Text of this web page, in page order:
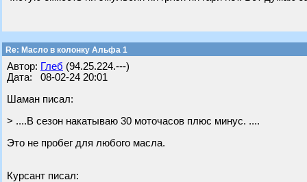
Re: Масло в колонку Альфа 1
Автор: Глеб (94.25.224.---)
Дата: 08-02-24 20:01
Шаман писал:
> ....В сезон накатываю 30 моточасов плюс минус. ....
Это не пробег для любого масла.
Курсант писал: